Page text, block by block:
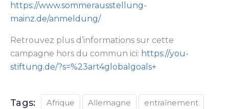
https://www.sommerausstellung-
mainz.de/anmeldung/
Retrouvez plus d’informations sur cette
campagne hors du commun ici: https://you-
stiftung.de/?s=%23art4globalgoals+
Tags: Afrique Allemagne entraînement